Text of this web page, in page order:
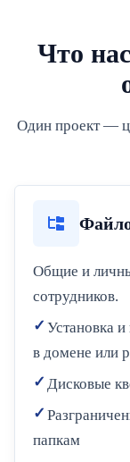
Что
Один проект —
Общие и
сотрудников.
Установка и
в домене или
Дисковые
папкам